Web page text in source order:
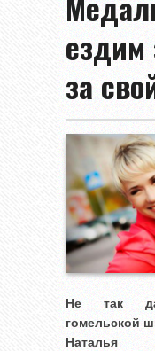
ездим
за
Не так
гомельской
Наталья